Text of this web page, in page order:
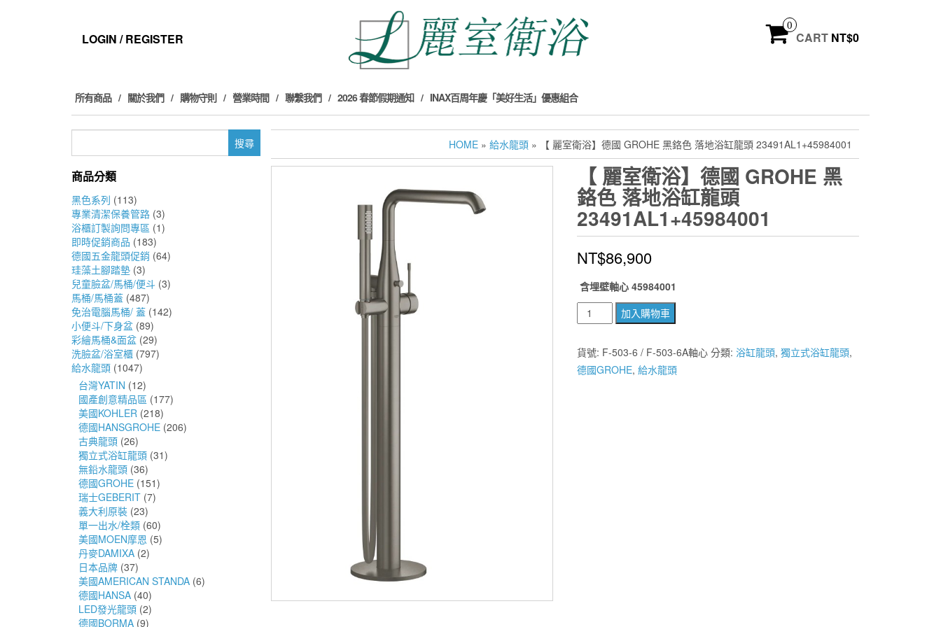
LOGIN / REGISTER
0
CART NT$0
所有商品 關於我們 購物守則 營業時間 聯繫我們 2026 春節假期通知 INAX百周年慶「美好生活」優惠組合
鍵
商品分類
黑色系列 (113)
專業清潔保養管路 (3)
浴櫃訂製詢問專區 (1)
即時促銷商品 (183)
德國五金龍頭促銷 (64)
珪藻土腳踏墊 (3)
兒童臉盆/馬桶/便斗 (3)
馬桶/馬桶蓋 (487)
免治電腦馬桶/ 蓋 (142)
小便斗/下身盆 (89)
彩繪馬桶&面盆 (29)
洗臉盆/浴室櫃 (797)
給水龍頭 (1047)
台灣YATIN (12)
國產創意精品區 (177)
美國KOHLER (218)
德國HANSGROHE (206)
古典龍頭 (26)
獨立式浴缸龍頭 (31)
無鉛水龍頭 (36)
德國GROHE (151)
瑞士GEBERIT (7)
義大利原裝 (23)
單一出水/栓類 (60)
美國MOEN摩恩 (5)
丹麥DAMIXA (2)
日本品牌 (37)
美國AMERICAN STANDA (6)
德國HANSA (40)
LED發光龍頭 (2)
德國BORMA (9)
HOME » 給水龍頭 » 【 麗室衛浴】德國 GROHE 黑鉻色 落地浴缸龍頭 23491AL1+45984001
【 麗室衛浴】德國 GROHE 黑
鉻色 落地浴缸龍頭
23491AL1+45984001
NT$86,900
含埋壁軸心 45984001
麗
室
衛
浴】
加入購物車
貨號: F-503-6 / F-503-6A軸心 分類: 浴缸龍頭, 獨立式浴缸龍頭,
德國GROHE, 給水龍頭